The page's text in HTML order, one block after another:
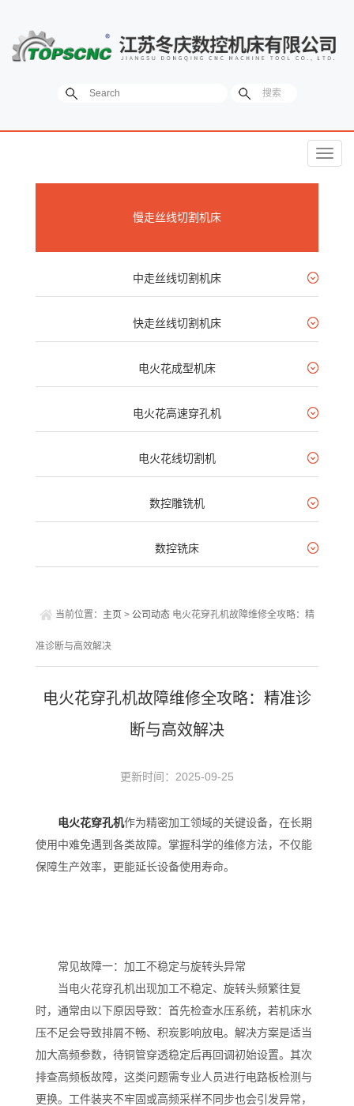
菜
慢走丝线切割机床
中走丝线切割机床
快走丝线切割机床
电火花成型机床
电火花高速穿孔机
电火花线切割机
数控雕铣机
数控铣床
当前位置： 主页 > 公司动态 电火花穿孔机故障维修全攻略：精
准诊断与高效解决
电火花穿孔机故障维修全攻略：精准诊
断与高效解决
更新时间：2025-09-25
电火花穿孔机作为精密加工领域的关键设备，在长期
使用中难免遇到各类故障。掌握科学的维修方法，不仅能
保障生产效率，更能延长设备使用寿命。
常见故障一：加工不稳定与旋转头异常
当电火花穿孔机出现加工不稳定、旋转头频繁往复
时，通常由以下原因导致：首先检查水压系统，若机床水
压不足会导致排屑不畅、积炭影响放电。解决方案是适当
加大高频参数，待铜管穿透稳定后再回调初始设置。其次
排查高频板故障，这类问题需专业人员进行电路板检测与
更换。工件装夹不牢固或高频采样不同步也会引发异常，